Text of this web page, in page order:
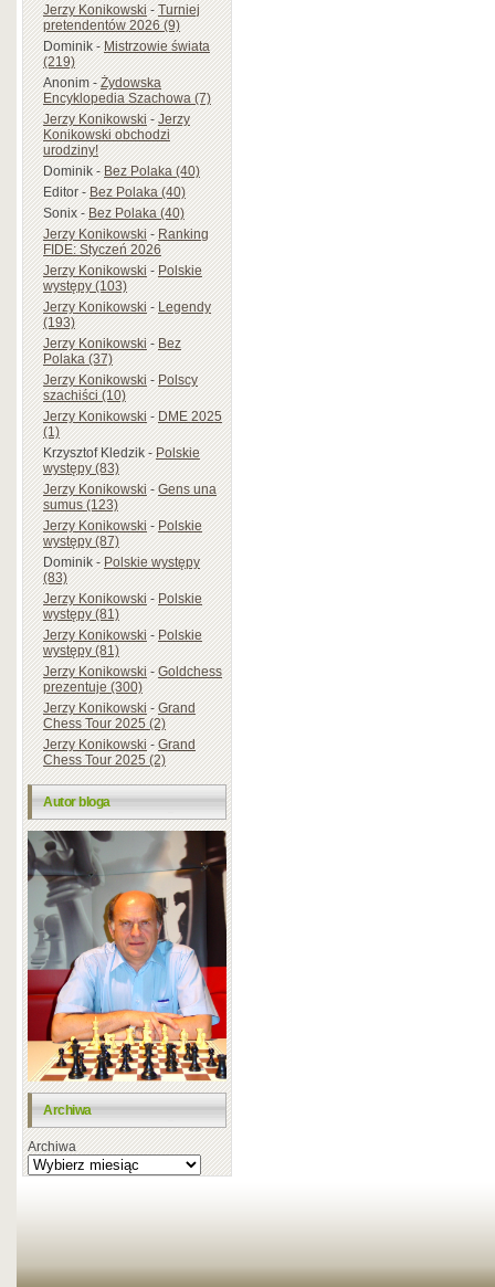
Jerzy Konikowski-Turniej
pretendentów 2026 (9)
Dominik-Mistrzowie świata
(219)
Anonim-Żydowska
Encyklopedia Szachowa (7)
Jerzy Konikowski-Jerzy
Konikowski obchodzi
urodziny!
Dominik-Bez Polaka (40)
Editor-Bez Polaka (40)
Sonix-Bez Polaka (40)
Jerzy Konikowski-Ranking
FIDE: Styczeń 2026
Jerzy Konikowski-Polskie
występy (103)
Jerzy Konikowski-Legendy
(193)
Jerzy Konikowski-Bez
Polaka (37)
Jerzy Konikowski-Polscy
szachiści (10)
Jerzy Konikowski-DME 2025
(1)
Krzysztof Kledzik-Polskie
występy (83)
Jerzy Konikowski-Gens una
sumus (123)
Jerzy Konikowski-Polskie
występy (87)
Dominik-Polskie występy
(83)
Jerzy Konikowski-Polskie
występy (81)
Jerzy Konikowski-Polskie
występy (81)
Jerzy Konikowski-Goldchess
prezentuje (300)
Jerzy Konikowski-Grand
Chess Tour 2025 (2)
Jerzy Konikowski-Grand
Chess Tour 2025 (2)
Autor bloga
Archiwa
Archiwa